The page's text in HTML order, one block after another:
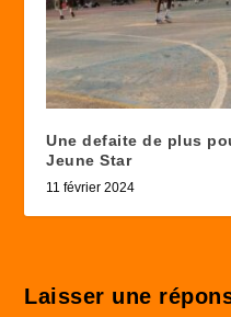
Une defaite de plus
Jeune Star
11 février 2024
Laisser une